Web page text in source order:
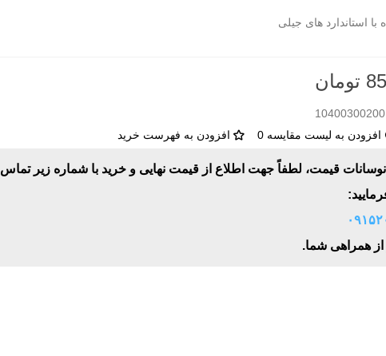
استاندارد های جیلی
افزودن به لیست مقایسه 0 افزودن به فهرست خرید
نوسانات قیمت، لطفاً جهت اطلاع از قیمت نهایی و خرید با شماره زیر تماس
از همراهی شما.